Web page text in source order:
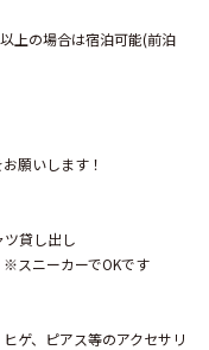
上の場合は宿泊可能(前泊
願いします！
貸し出し
スニーカーでOKです
ゲ、ピアス等のアクセサリ